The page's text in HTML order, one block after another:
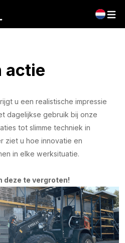
actie
u een realistische impressie
dagelijkse gebruik bij onze
tot slimme techniek in
ziet u hoe innovatie en
in elke werksituatie.
deze te vergroten!